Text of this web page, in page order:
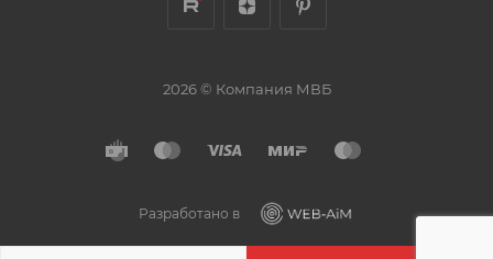
2026 © Компания МВБ
Разработано в